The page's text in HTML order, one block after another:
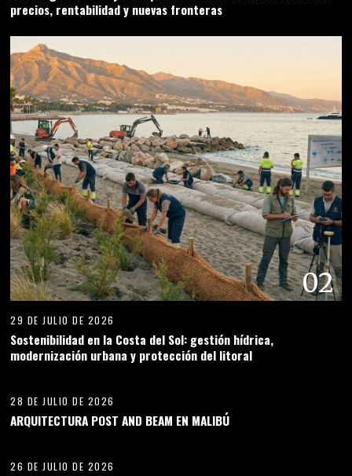
precios, rentabilidad y nuevas fronteras
02
29 DE JULIO DE 2026
Sostenibilidad en la Costa del Sol: gestión hídrica,
modernización urbana y protección del litoral
28 DE JULIO DE 2026
ARQUITECTURA POST AND BEAM EN MALIBÚ
26 DE JULIO DE 2026